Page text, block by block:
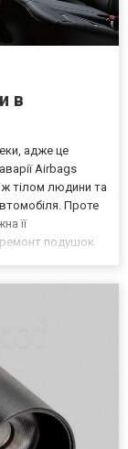
в
адже це
Airbags
тілом людини та
Проте
її
ремонт подушок